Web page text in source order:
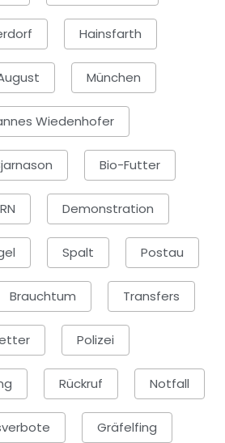
Hainsfarth
München
Wiedenhofer
Bio-Futter
Demonstration
Spalt Postau
Brauchtum Transfers
Polizei
Rückruf Notfall
Gräfelfing